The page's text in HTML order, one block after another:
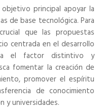
principal apoyar la
de base tecnológica. Para
que las propuestas
centrada en el desarrollo
el factor distintivo y
fomentar la creación de
promover el espíritu
de conocimiento
y universidades.